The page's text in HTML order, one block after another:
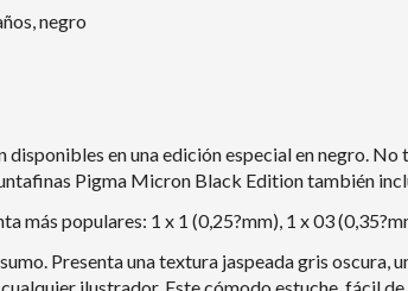
negro
en una edición especial en negro.
Pigma Micron Black Edition también
populares: 1 x 1 (0,25?mm), 1 x 03
Presenta una textura jaspeada gris oscura,
ilustrador. Este cómodo estuche, fácil